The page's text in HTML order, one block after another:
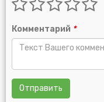
Комментарий *
Отправить